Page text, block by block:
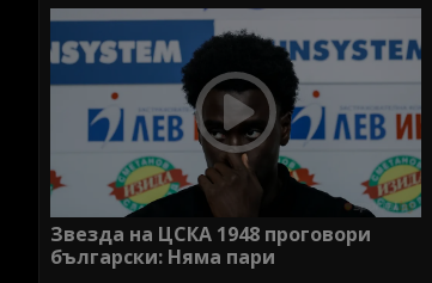
Звезда на ЦСКА 1948 проговори
български: Няма пари